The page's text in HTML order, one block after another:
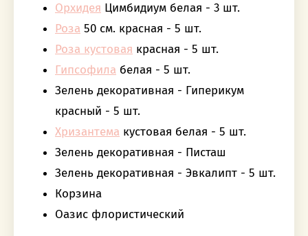
Орхидея Цимбидиум белая - 3 шт.
Роза 50 см. красная - 5 шт.
Роза кустовая красная - 5 шт.
Гипсофила белая - 5 шт.
Зелень декоративная - Гиперикум
красный - 5 шт.
Хризантема кустовая белая - 5 шт.
Зелень декоративная - Писташ
Зелень декоративная - Эвкалипт - 5 шт.
Корзина
Оазис флористический